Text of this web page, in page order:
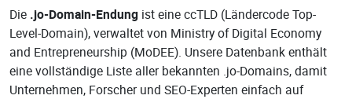
Die .jo-Domain-Endung ist eine ccTLD (Ländercode Top-
Level-Domain), verwaltet von Ministry of Digital Economy
and Entrepreneurship (MoDEE). Unsere Datenbank enthält
eine vollständige Liste aller bekannten .jo-Domains, damit
Unternehmen, Forscher und SEO-Experten einfach auf